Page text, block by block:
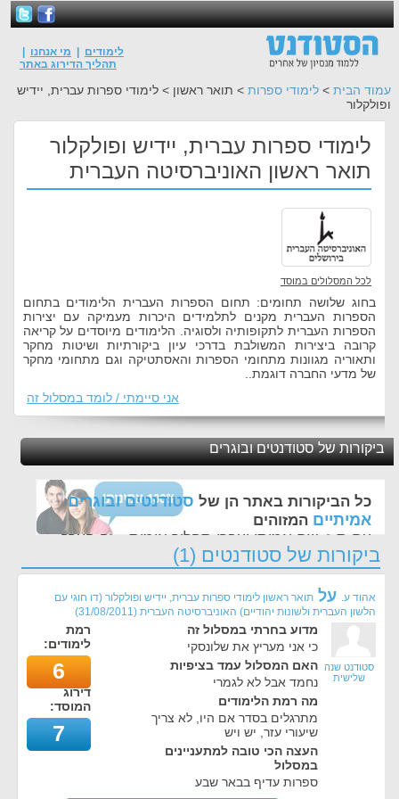
לימודים מי אנחנו
תהליך הדירוג באתר
עמוד הבית > לימודי ספרות > תואר ראשון > לימודי ספרות עברית, יידיש
ופולקלור
לימודי ספרות עברית, יידיש ופולקלור
תואר ראשון האוניברסיטה העברית
לכל המסלולים במוסד
בחוג שלושה תחומים: תחום הספרות העברית הלימודים בתחום
הספרות העברית מקנים לתלמידים היכרות מעמיקה עם יצירות
הספרות העברית לתקופותיה ולסוגיה. הלימודים מיוסדים על קריאה
קרובה ביצירות המשולבת בדרכי עיון ביקורתיות ושיטות מחקר
ותאוריה מגוונות מתחומי הספרות והאסתטיקה וגם מתחומי מחקר
של מדעי החברה דוגמת..
אני סיימתי / לומד במסלול זה
ביקורות של סטודנטים ובוגרים
כל הביקורות באתר הן של סטודנטים ובוגרים
אמיתיים המזוהים
עם ת.ז, שם אמיתי ועברו תהליך אימות - זה הערך
החשוב לנו ביותר באתר
ביקורות של סטודנטים (1)
אהוד ע. על תואר ראשון לימודי ספרות עברית, יידיש ופולקלור (דו חוגי עם
הלשון העברית ולשונות יהודיים) האוניברסיטה העברית (
31/08/2011
)
סטודנט שנה
שלישית
מדוע בחרתי במסלול זה
כי אני מעריץ את שלונסקי
האם המסלול עמד בציפיות
נחמד אבל לא לגמרי
מה רמת הלימודים
מתרגלים בסדר אם היו, לא צריך
שיעורי עזר, יש ויש
העצה הכי טובה למתעניינים
במסלול
ספרות עדיף בבאר שבע
רמת
לימודים:
6
דירוג
המוסד:
7